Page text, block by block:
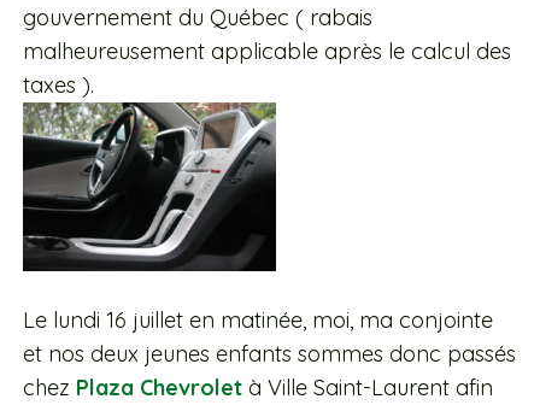
gouvernement du Québec ( rabais
malheureusement applicable après le calcul des
taxes ).
Le lundi 16 juillet en matinée, moi, ma conjointe
et nos deux jeunes enfants sommes donc passés
chez Plaza Chevroletà Ville Saint-Laurent afin